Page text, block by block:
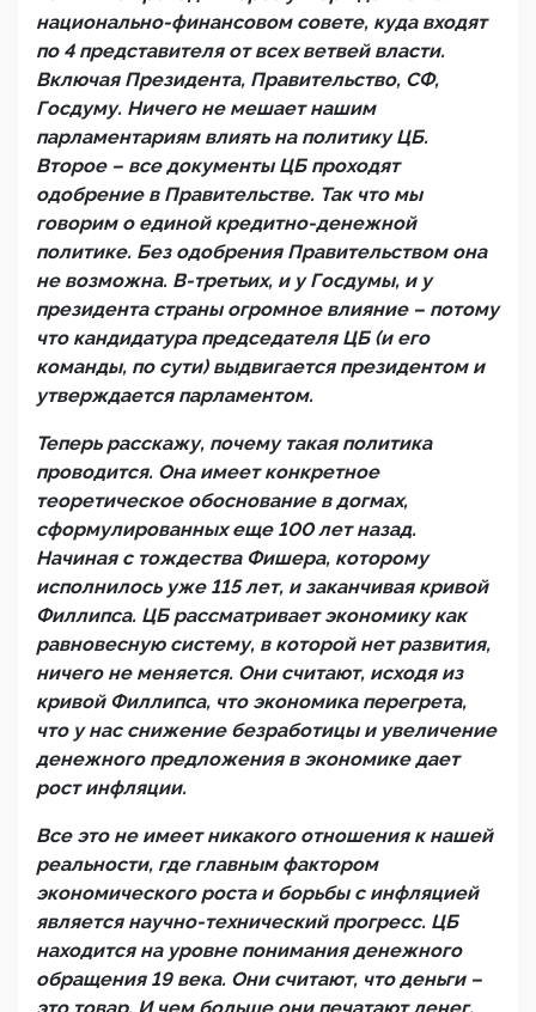
национально-финансовом совете, куда входят
по 4 представителя от всех ветвей власти.
Включая Президента, Правительство, СФ,
Госдуму. Ничего не мешает нашим
парламентариям влиять на политику ЦБ.
Второе – все документы ЦБ проходят
одобрение в Правительстве. Так что мы
говорим о единой кредитно-денежной
политике. Без одобрения Правительством она
не возможна. В-третьих, и у Госдумы, и у
президента страны огромное влияние – потому
что кандидатура председателя ЦБ (и его
команды, по сути) выдвигается президентом и
утверждается парламентом.
Теперь расскажу, почему такая политика
проводится. Она имеет конкретное
теоретическое обоснование в догмах,
сформулированных еще 100 лет назад.
Начиная с тождества Фишера, которому
исполнилось уже 115 лет, и заканчивая кривой
Филлипса. ЦБ рассматривает экономику как
равновесную систему, в которой нет развития,
ничего не меняется. Они считают, исходя из
кривой Филлипса, что экономика перегрета,
что у нас снижение безработицы и увеличение
денежного предложения в экономике дает
рост инфляции.
Все это не имеет никакого отношения к нашей
реальности, где главным фактором
экономического роста и борьбы с инфляцией
является научно-технический прогресс. ЦБ
находится на уровне понимания денежного
обращения 19 века. Они считают, что деньги –